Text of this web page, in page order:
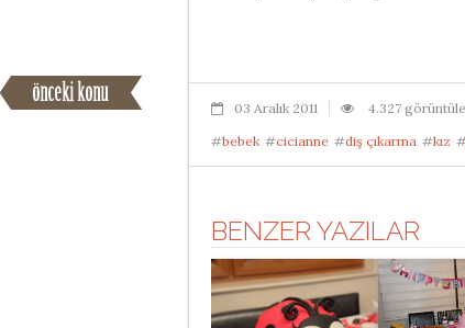
03 Aralık 2011
4.327
#bebek #cicianne #diş çıkarma #kız
BENZER YAZILAR